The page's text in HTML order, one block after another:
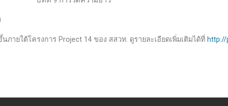
ภายใต้โครงการ Project 14 ของ สสวท. ดูรายละเอียดเพิ่มเติมได้ที่